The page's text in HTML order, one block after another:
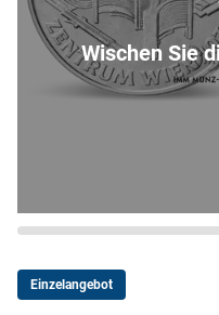
Wischen Sie
Einzelangebot